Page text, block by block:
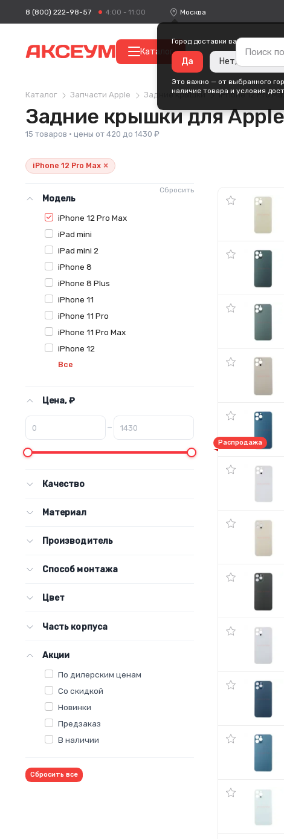
8 (800) 222-98-57 4:00 - 11:00 Москва
Город доставки ваших покупок
Да Нет, изменить
Это важно — от выбранного
наличие товара и условия
Каталог
Каталог Запчасти Apple Задние крышки iPhone 12 Pro
Задние крышки для
15 товаров · цены от 420 до 1430 ₽
iPhone 12 Pro Max ×
Сбросить
Модель
iPhone 12 Pro Max
iPad mini
iPad mini 2
iPhone 8
iPhone 8 Plus
iPhone 11
iPhone 11 Pro
iPhone 11 Pro Max
iPhone 12
Все
Цена, ₽
–
Качество
Материал
Производитель
Способ монтажа
Цвет
Часть корпуса
Акции
По дилерским ценам
Со скидкой
Новинки
Предзаказ
В наличии
Сбросить все
Распродажа